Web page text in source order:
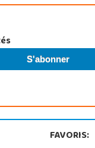
FAVORIS: